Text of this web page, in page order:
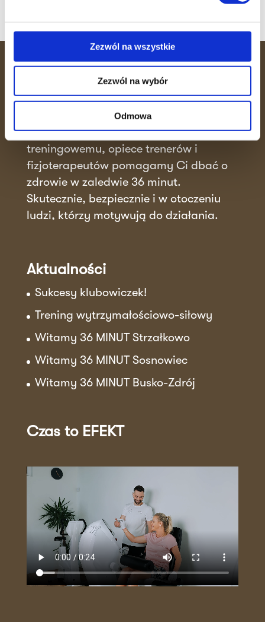
Zezwól na wszystkie
Zezwól na wybór
Odmowa
36 MINUT to miejsce, gdzie efektywność
spotyka się ze wspierającą atmosferą.
Dzięki unikalnemu systemowi
treningowemu, opiece trenerów i
fizjoterapeutów pomagamy Ci dbać o
zdrowie w zaledwie 36 minut.
Skutecznie, bezpiecznie i w otoczeniu
ludzi, którzy motywują do działania.
Aktualności
Sukcesy klubowiczek!
Trening wytrzymałościowo-siłowy
Witamy 36 MINUT Strzałkowo
Witamy 36 MINUT Sosnowiec
Witamy 36 MINUT Busko-Zdrój
Czas to EFEKT